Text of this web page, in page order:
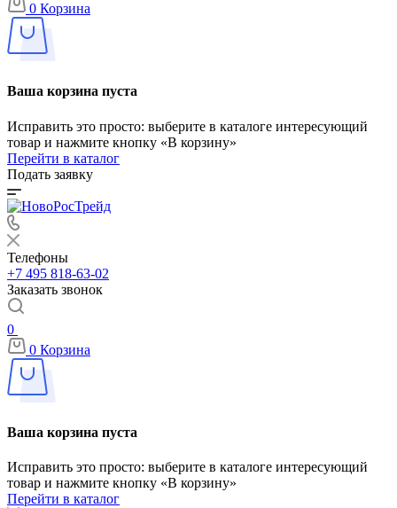
0 Корзина
Ваша корзина пуста
Исправить это просто: выберите в каталоге интересующий
товар и нажмите кнопку «В корзину»
Перейти в каталог
Подать заявку
Телефоны
+7 495 818-63-02
Заказать звонок
0
0 Корзина
Ваша корзина пуста
Исправить это просто: выберите в каталоге интересующий
товар и нажмите кнопку «В корзину»
Перейти в каталог